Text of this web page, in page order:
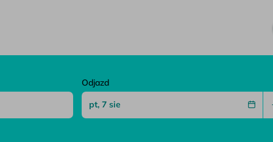
Odjazd